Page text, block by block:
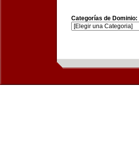
Categorías de Dominio: